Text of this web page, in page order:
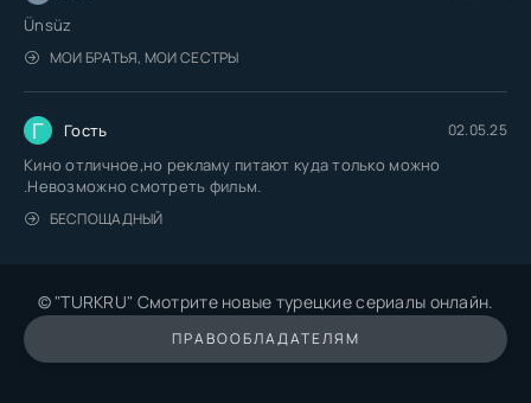
Ünsüz
МОИ БРАТЬЯ, МОИ СЕСТРЫ
Г Гость 02.05.25
Кино отличное,но рекламу питают куда только можно
.Невозможно смотреть фильм.
БЕСПОЩАДНЫЙ
© "TURKRU" Смотрите новые турецкие сериалы онлайн.
ПРАВООБЛАДАТЕЛЯМ